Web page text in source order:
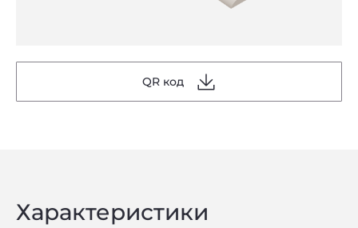
QR код
Характеристики